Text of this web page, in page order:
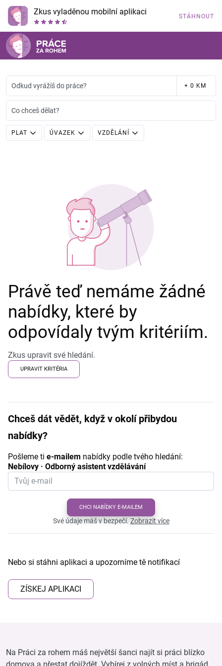
Zkus vyladěnou mobilní aplikaci STÁHNOUT
Odkud vyrážíš do práce? + 0 KM
Co chceš dělat?
PLAT ÚVAZEK VZDĚLÁNÍ
Právě teď nemáme žádné
nabídky, které by
odpovídaly tvým kritériím.
Zkus upravit své hledání.
UPRAVIT KRITÉRIA
Chceš dát vědět, když v okolí přibydou
nabídky?
Pošleme ti e-mailem nabídky podle tvého hledání:
Nebílovy · Odborný asistent vzdělávání
CHCI NABÍDKY E-MAILEM
Své údaje máš v bezpečí.Zobrazit více
Nebo si stáhni aplikaci a upozorníme tě notifikací
ZÍSKEJ APLIKACI
Na Práci za rohem máš největší šanci najít si práci blízko
domova a přestat dojíždět. Vybírej z volných míst a brigád